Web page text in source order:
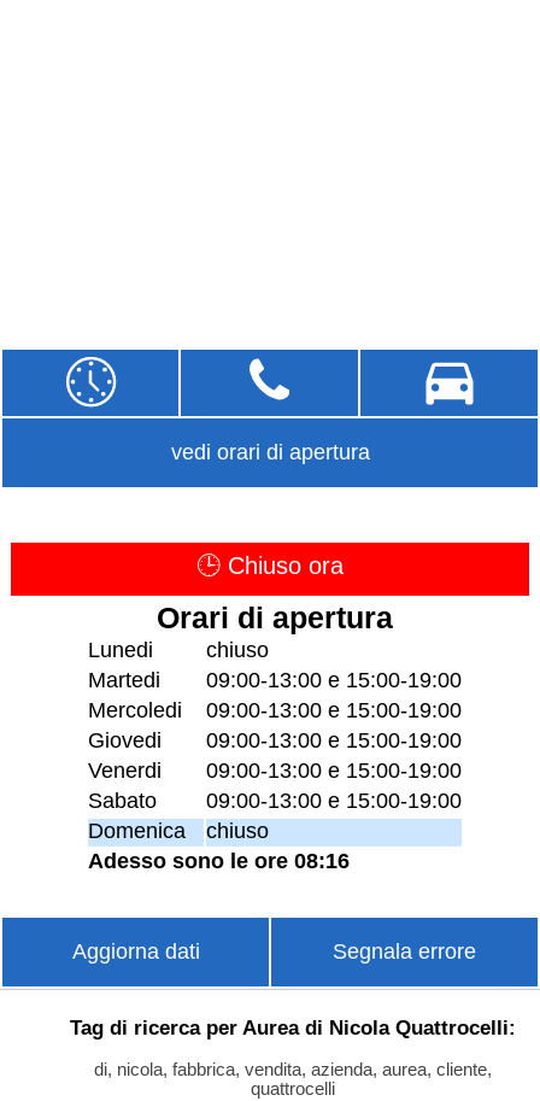
vedi orari di apertura
🕒 Chiuso ora
Orari di apertura
Lunedi
chiuso
Martedi
09:00-13:00 e 15:00-19:00
Mercoledi
09:00-13:00 e 15:00-19:00
Giovedi
09:00-13:00 e 15:00-19:00
Venerdi
09:00-13:00 e 15:00-19:00
Sabato
09:00-13:00 e 15:00-19:00
Domenica
chiuso
Adesso sono le ore 08:16
Aggiorna dati Segnala errore
Tag di ricerca per Aurea di Nicola Quattrocelli:
di, nicola, fabbrica, vendita, azienda, aurea, cliente,
quattrocelli